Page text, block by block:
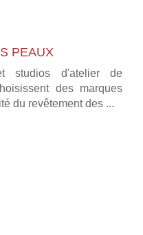
PEAUX
studios d'atelier de
des marques
du revêtement des ...